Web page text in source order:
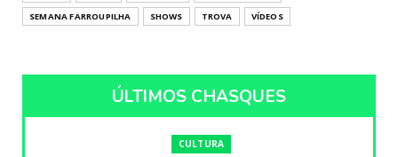
SEMANA FARROUPILHA
SHOWS TROVA VÍDEOS
ÚLTIMOS CHASQUES
CULTURA